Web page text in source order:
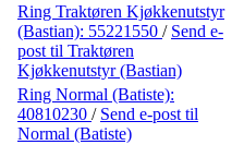
Ring Traktøren Kjøkkenutstyr
(Bastian): 55221550 / Send e-
post til Traktøren
Kjøkkenutstyr (Bastian)
Ring Normal (Batiste):
40810230 / Send e-post til
Normal (Batiste)